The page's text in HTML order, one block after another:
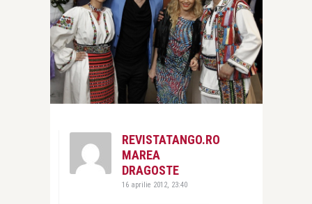
REVISTATANGO.RO
MAREA
DRAGOSTE
16 aprilie 2012, 23:40